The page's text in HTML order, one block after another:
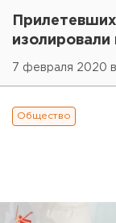
изолировали
7 февраля 2020
Общество